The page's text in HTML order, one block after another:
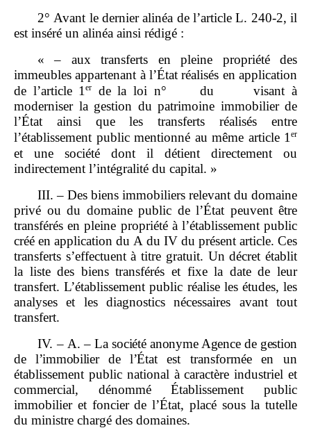
2° Avant le dernier alinéa de l’article L. 240‑2, il
est inséré un alinéa ainsi rédigé :
« – aux transferts en pleine propriété des
immeubles appartenant à l’État réalisés en application
de l’article 1er
de la loi n° du visant à
moderniser la gestion du patrimoine immobilier de
l’État ainsi que les transferts réalisés entre
l’établissement public mentionné au même article 1er
et une société dont il détient directement ou
indirectement l’intégralité du capital. »
III. – Des biens immobiliers relevant du domaine
privé ou du domaine public de l’État peuvent être
transférés en pleine propriété à l’établissement public
créé en application du A du IV du présent article. Ces
transferts s’effectuent à titre gratuit. Un décret établit
la liste des biens transférés et fixe la date de leur
transfert. L’établissement public réalise les études, les
analyses et les diagnostics nécessaires avant tout
transfert.
IV. – A. – La société anonyme Agence de gestion
de l’immobilier de l’Étatest transformée en un
établissement public national à caractère industriel et
commercial, dénommé Établissement public
immobilier et foncier de l’État, placé sous la tutelle
du ministre chargé des domaines.